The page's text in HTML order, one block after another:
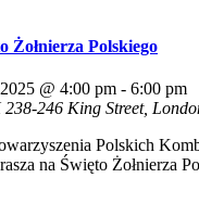
Żołnierza Polskiego
@ 4:00 pm - 6:00 pm
238-246 King Street,
Polskich
na Święto Żołnierza